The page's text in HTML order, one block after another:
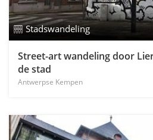
Stadswandeling
Street-art wandeling door
de stad
Antwerpse Kempen